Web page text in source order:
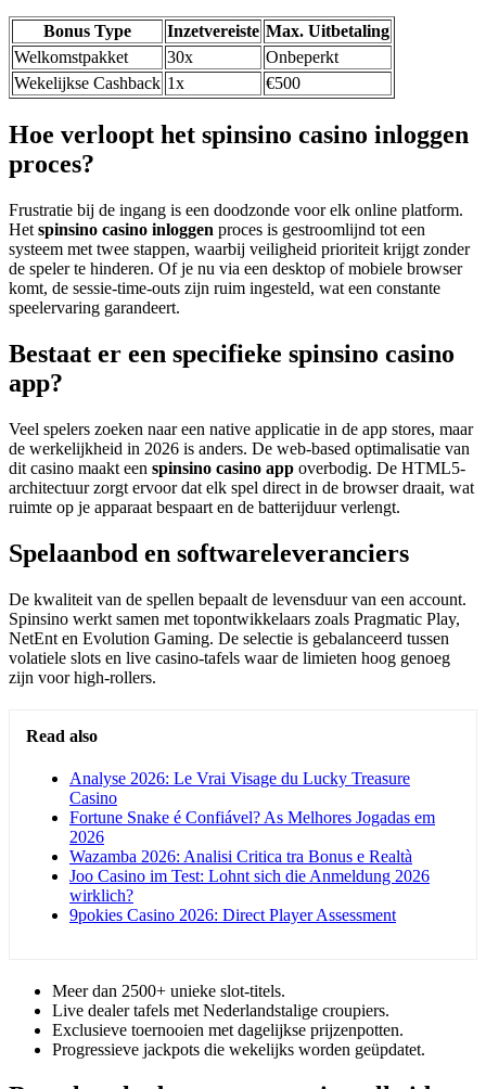
Bonus Type Inzetvereiste Max. Uitbetaling
Welkomstpakket
30x
Onbeperkt
Wekelijkse Cashback 1x €500
Hoe verloopt het spinsino casino inloggen
proces?
Frustratie bij de ingang is een doodzonde voor elk online platform.
Het spinsino casino inloggen proces is gestroomlijnd tot een
systeem met twee stappen, waarbij veiligheid prioriteit krijgt zonder
de speler te hinderen. Of je nu via een desktop of mobiele browser
komt, de sessie-time-outs zijn ruim ingesteld, wat een constante
speelervaring garandeert.
Bestaat er een specifieke spinsino casino
app?
Veel spelers zoeken naar een native applicatie in de app stores, maar
de werkelijkheid in 2026 is anders. De web-based optimalisatie van
dit casino maakt een spinsino casino app overbodig. De HTML5-
architectuur zorgt ervoor dat elk spel direct in de browser draait, wat
ruimte op je apparaat bespaart en de batterijduur verlengt.
Spelaanbod en softwareleveranciers
De kwaliteit van de spellen bepaalt de levensduur van een account.
Spinsino werkt samen met topontwikkelaars zoals Pragmatic Play,
NetEnt en Evolution Gaming. De selectie is gebalanceerd tussen
volatiele slots en live casino-tafels waar de limieten hoog genoeg
zijn voor high-rollers.
Read also
Analyse 2026: Le Vrai Visage du Lucky Treasure
Casino
Fortune Snake é Confiável? As Melhores Jogadas em
2026
Wazamba 2026: Analisi Critica tra Bonus e Realtà
Joo Casino im Test: Lohnt sich die Anmeldung 2026
wirklich?
9pokies Casino 2026: Direct Player Assessment
Meer dan 2500+ unieke slot-titels.
Live dealer tafels met Nederlandstalige croupiers.
Exclusieve toernooien met dagelijkse prijzenpotten.
Progressieve jackpots die wekelijks worden geüpdatet.